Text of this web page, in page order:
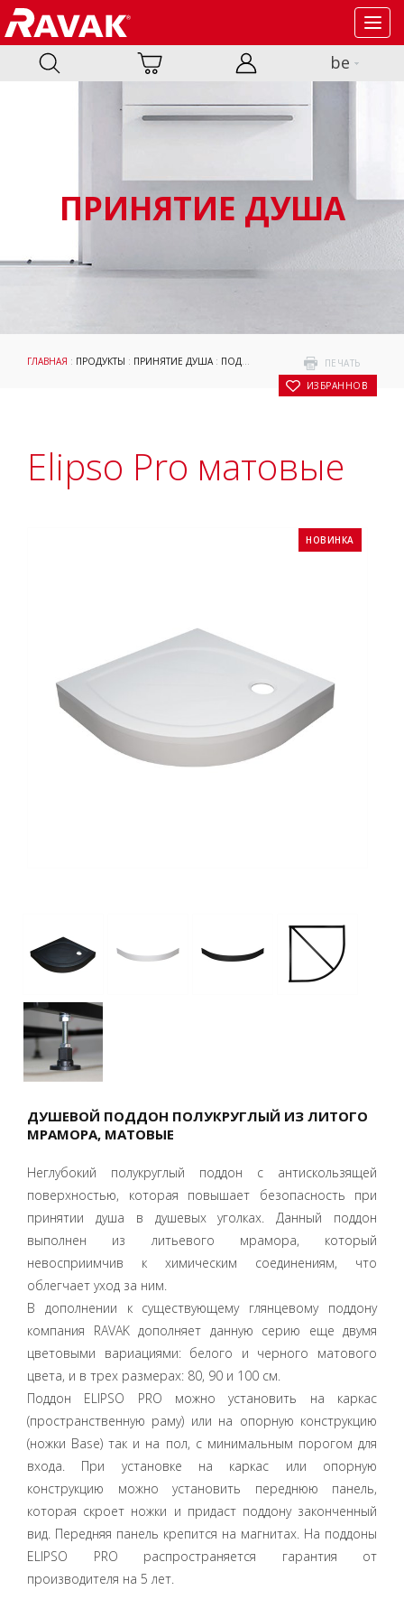
be
ПРИНЯТИЕ ДУША
ПЕЧАТЬ
В ИЗБРАННОЕ
ГЛАВНАЯ : ПРОДУКТЫ : ПРИНЯТИЕ ДУША: ПОДДОНЫ GALAXY PRO: ELIPSO
Elipso Pro матовые
НОВИНКА
ДУШЕВОЙ ПОДДОН ПОЛУКРУГЛЫЙ ИЗ ЛИТОГО
МРАМОРА, МАТОВЫЕ
Неглубокий полукруглый поддон с антискользящей
поверхностью, которая повышает безопасность при
принятии душа в душевых уголках. Данный поддон
выполнен из литьевого мрамора, который
невосприимчив к химическим соединениям, что
облегчает уход за ним.
В дополнении к существующему глянцевому поддону
компания RAVAK дополняет данную серию еще двумя
цветовыми вариациями: белого и черного матового
цвета, и в трех размерах: 80, 90 и 100 см.
Поддон ELIPSO PRO можно установить на каркас
(пространственную раму) или на опорную конструкцию
(ножки Base) так и на пол, с минимальным порогом для
входа. При установке на каркас или опорную
конструкцию можно установить переднюю панель,
которая скроет ножки и придаст поддону законченный
вид. Передняя панель крепится на магнитах. На поддоны
ELIPSO PRO распространяется гарантия от
производителя на 5 лет.